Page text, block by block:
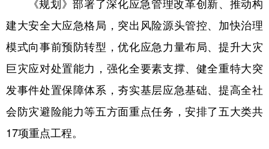
Русский язык 日本語 한국어
Deutsch Português
建大安全大应急格局，突出风险源头管控、加快治理
模式向事前预防转型，优化应急力量布局、提升大灾
巨灾应对处置能力，强化全要素支撑、健全重特大突
发事件处置保障体系，夯实基层应急基础、提高全社
会防灾避险能力等五方面重点任务，安排了五大类共
17项重点工程。